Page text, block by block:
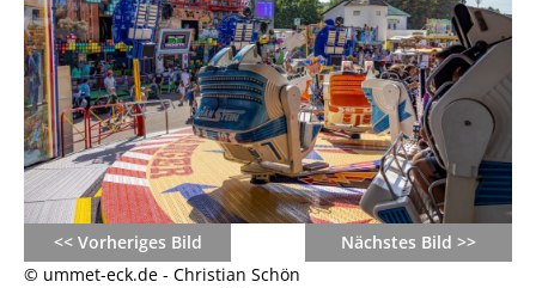
<< Vorheriges Bild
Nächstes Bild >>
© ummet-eck.de - Christian Schön